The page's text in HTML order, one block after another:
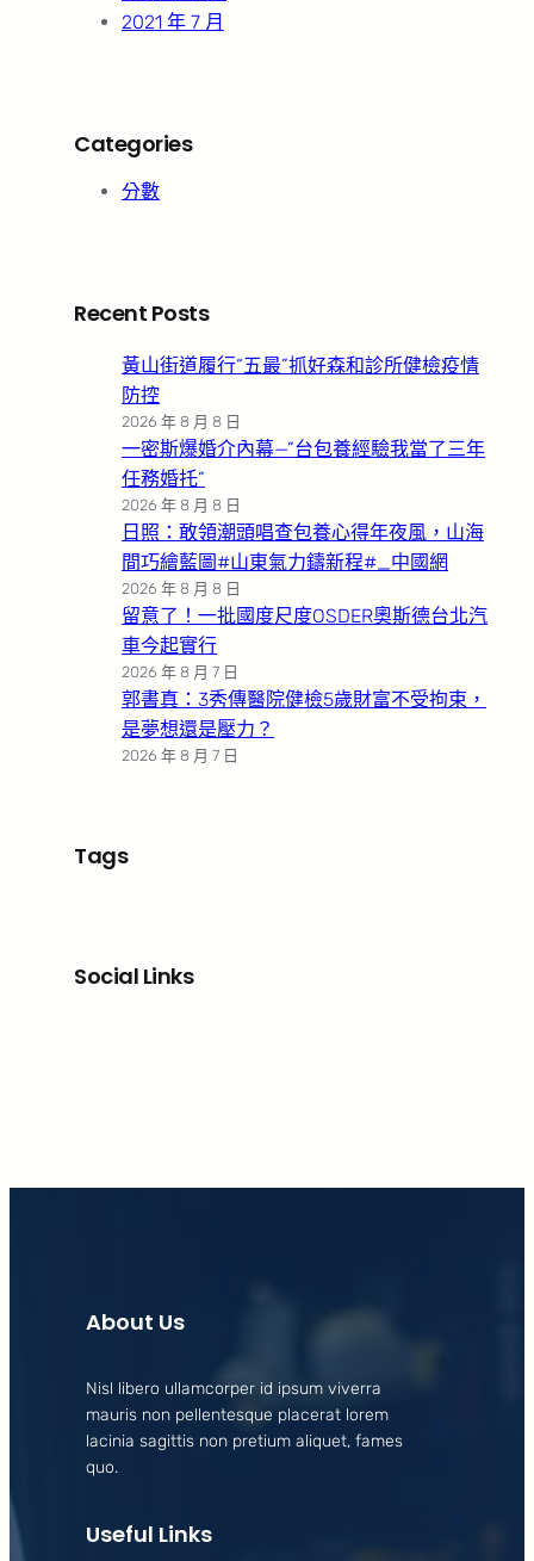
2021 年 7 月
Categories
分數
Recent Posts
黃山街道履行“五最”抓好森和診所健檢疫情
防控
2026 年 8 月 8 日
一密斯爆婚介內幕—”台包養經驗我當了三年
任務婚托”
2026 年 8 月 8 日
日照：敢領潮頭唱查包養心得年夜風，山海
間巧繪藍圖#山東氣力鑄新程#_中國網
2026 年 8 月 8 日
留意了！一批國度尺度OSDER奧斯德台北汽
車今起實行
2026 年 8 月 7 日
郭書真：3秀傳醫院健檢5歲財富不受拘束，
是夢想還是壓力？
2026 年 8 月 7 日
Tags
Social Links
About Us
Nisl libero ullamcorper id ipsum viverra
mauris non pellentesque placerat lorem
lacinia sagittis non pretium aliquet, fames
quo.
Useful Links